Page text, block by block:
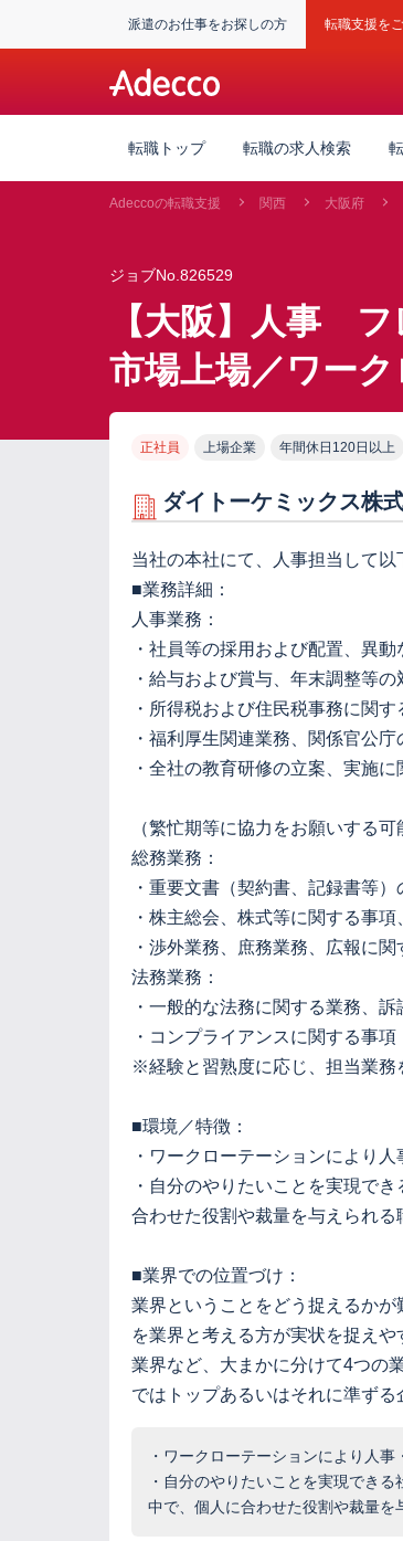
派遣のお仕事をお探しの方 転職支援を
転職トップ 転職の求人検索
Adeccoの転職支援 関西 大阪府
ジョブNo.826529
【大阪】人事
市場上場／ワー
正社員 上場企業 年間休日120日以上
ダイトーケミックス株
当社の本社にて、人事担当して以
■業務詳細：
人事業務：
・社員等の採用および配置、異
・給与および賞与、年末調整等
・所得税および住民税事務に関
・福利厚生関連業務、関係官公
・全社の教育研修の立案、実施
（繁忙期等に協力をお願いする可
総務業務：
・重要文書（契約書、記録書等）
・株主総会、株式等に関する事
・渉外業務、庶務業務、広報に関
法務業務：
・一般的な法務に関する業務、
・コンプライアンスに関する事項
※経験と習熟度に応じ、担当業務
■環境／特徴：
・ワークローテーションにより
・自分のやりたいことを実現で
合わせた役割や裁量を与えられる
■業界での位置づけ：
業界ということをどう捉えるか
を業界と考える方が実状を捉え
業界など、大まかに分けて4つの
ではトップあるいはそれに準ずる
・ワークローテーションにより人
・自分のやりたいことを実現でき
中で、個人に合わせた役割や裁量を